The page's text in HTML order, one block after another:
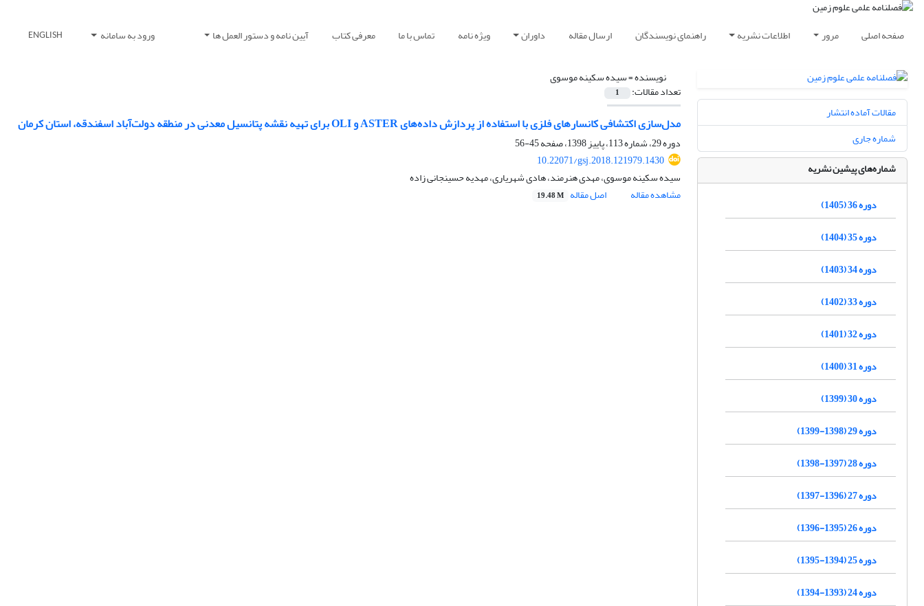
صفحه اصلی مرور اطلاعات نشریه راهنمای نویسندگان ارسال مقاله داوران ویژه نامه تماس با ما معرفی کتاب آیین نامه و دستور العمل ها ورود به سامانه ENGLISH
نویسنده =سیده سکینه موسوی
تعداد مقالات: 1
مدل‌سازی اکتشافی کانسارهای فلزی با استفاده از پردازش داده‌های ASTER و OLI برای تهیه نقشه پتانسیل معدنی در منطقه دولت‌آباد اسفندقه، استان کرمان
دوره 29، شماره 113، پاییز 1398، صفحه
45-56
10.22071/gsj.2018.121979.1430
سیده سکینه موسوی، مهدی هنرمند، هادی شهریاری، مهدیه حسینجانی زاده
مشاهده مقاله
اصل مقاله 19.48 M
مقالات آماده انتشار
شماره جاری
شماره‌های پیشین نشریه
دوره 36 (1405)
دوره 35 (1404)
دوره 34 (1403)
دوره 33 (1402)
دوره 32 (1401)
دوره 31 (1400)
دوره 30 (1399)
دوره 29 (1398-1399)
دوره 28 (1397-1398)
دوره 27 (1396-1397)
دوره 26 (1395-1396)
دوره 25 (1394-1395)
دوره 24 (1393-1394)